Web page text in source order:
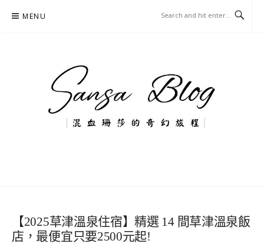
MENU
【2025草津溫泉住宿】精選 14 間草津溫泉飯
店，最便宜只要2500元起!